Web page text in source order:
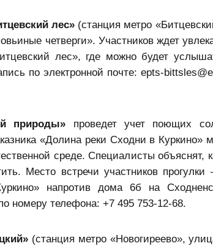
лес» (станция метро
четверги». Участников ждет
лес», где можно будет
по электронной почте: epts-
природы» проведет учет поющих
«Долина реки Сходни в Куркино»
среде. Специалисты объяснят,
Место встречи участников
напротив дома 6б на
номеру телефона: +7 495 753-12-68.
(станция метро «Новогиреево»,